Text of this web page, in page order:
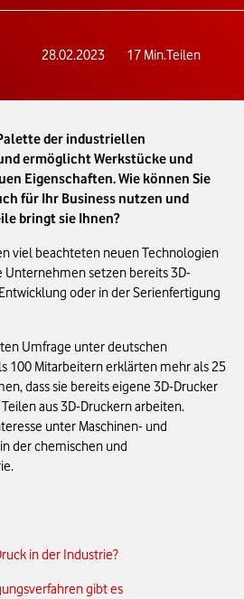
28.02.2023 17 Min.Teilen
der industriellen
ermöglicht Werkstücke und
Eigenschaften. Wie können Sie
für Ihr Business nutzen und
bringt sie Ihnen?
viel beachteten neuen Technologien
Unternehmen setzen bereits 3D-
oder in der Serienfertigung
Umfrage unter deutschen
100 Mitarbeitern erklärten mehr als 25
dass sie bereits eigene 3D-Drucker
aus 3D-Druckern arbeiten.
unter Maschinen- und
der chemischen und
in der Industrie?
gibt es